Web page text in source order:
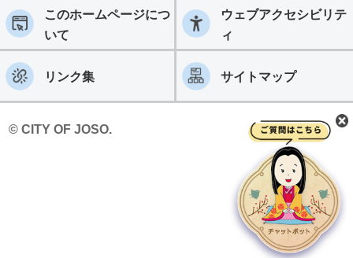
このホームページにつ
いて
ウェブアクセシビリテ
ィ
リンク集 サイトマップ
© CITY OF JOSO.